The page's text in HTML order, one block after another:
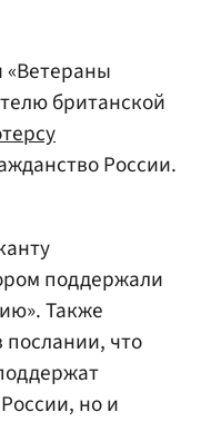
британской
России.
поддержали
Также
послании, что
но и